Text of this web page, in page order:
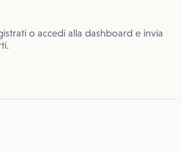
o accedi alla dashboard e invia